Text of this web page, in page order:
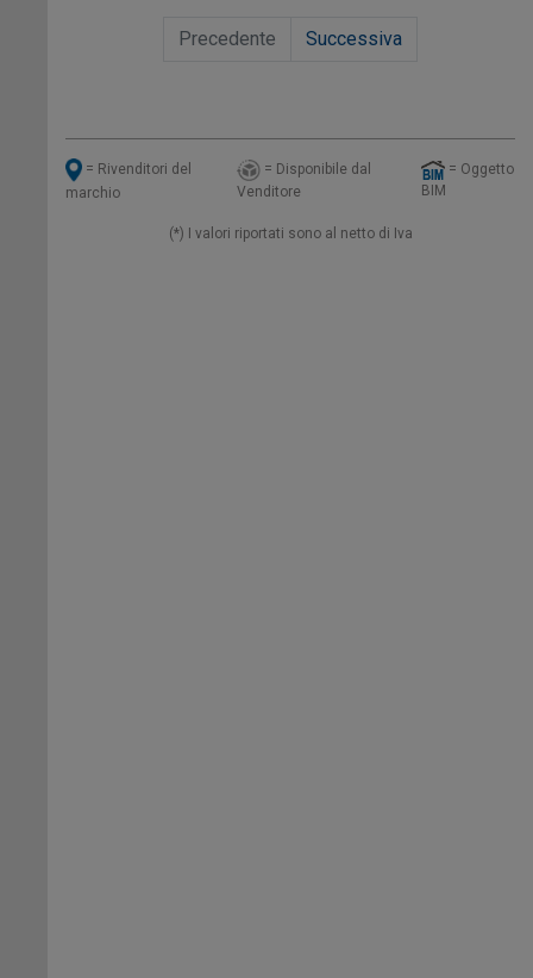
Precedente Successiva
= Rivenditori del
marchio
= Disponibile dal
Venditore
= Oggetto
BIM
(*) I valori riportati sono al netto di Iva